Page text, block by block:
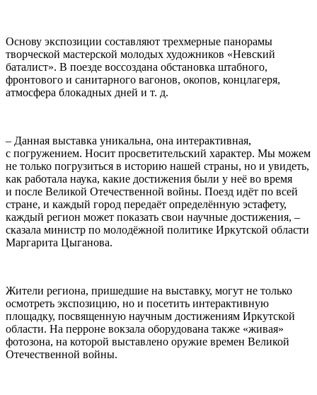
Основу экспозиции составляют трехмерные панорамы
творческой мастерской молодых художников «Невский
баталист». В поезде воссоздана обстановка штабного,
фронтового и санитарного вагонов, окопов, концлагеря,
атмосфера блокадных дней и т. д.
– Данная выставка уникальна, она интерактивная,
с погружением. Носит просветительский характер. Мы можем
не только погрузиться в историю нашей страны, но и увидеть,
как работала наука, какие достижения были у неё во время
и после Великой Отечественной войны. Поезд идёт по всей
стране, и каждый город передаёт определённую эстафету,
каждый регион может показать свои научные достижения, –
сказала министр по молодёжной политике Иркутской области
Маргарита Цыганова.
Жители региона, пришедшие на выставку, могут не только
осмотреть экспозицию, но и посетить интерактивную
площадку, посвященную научным достижениям Иркутской
области. На перроне вокзала оборудована также «живая»
фотозона, на которой выставлено оружие времен Великой
Отечественной войны.